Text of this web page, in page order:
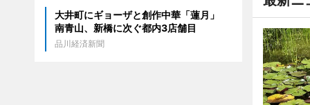
大井町にギョーザと創作中華「蓮月」
南青山、新橋に次ぐ都内3店舗目
品川経済新聞